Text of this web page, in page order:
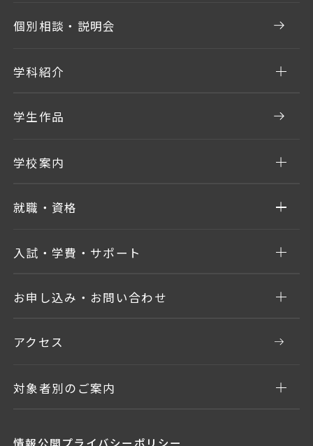
個別相談・説明会
学科紹介
学生作品
学校案内
就職・資格
入試・学費・サポート
お申し込み・お問い合わせ
アクセス
対象者別のご案内
情報公開プライバシーポリシー